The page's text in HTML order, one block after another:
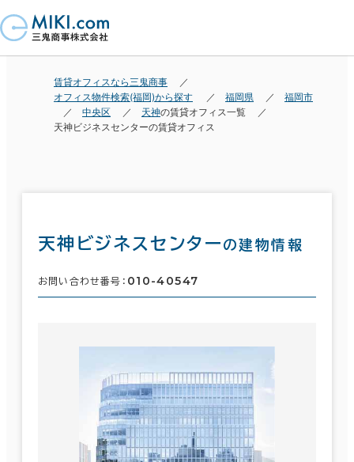
賃貸オフィスなら三鬼商事
オフィス物件検索(福岡)から探す
福岡県
福岡市
中央区
天神の賃貸オフィス一覧
天神ビジネスセンターの賃貸オフィス
天神ビジネスセンター の建物情報
お問い合わせ番号： 010-40547